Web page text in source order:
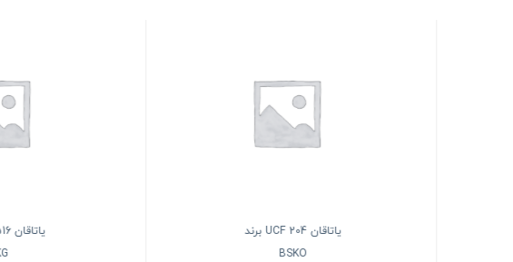
یاتاقان UCF 204 برند
BSKO